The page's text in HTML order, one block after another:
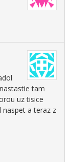
tam
uz tisice
naspet a teraz z